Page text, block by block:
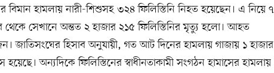
বিমান হামলায় নারী-শিশুসহ ৩২৪ ফিলিস্তিনি নিহত হয়েছেন। এ নিয়ে ৭
সেখানে অন্তত ২ হাজার ২১৫ ফিলিস্তিনির মৃত্যু হলো। আহত
জাতিসংঘের হিসাব অনুযায়ী, গত আট দিনের হামলায় গাজায় ১ হাজার
অন্যদিকে ফিলিস্তিনের স্বাধীনতাকামী সংগঠন হামাসের হামলায়